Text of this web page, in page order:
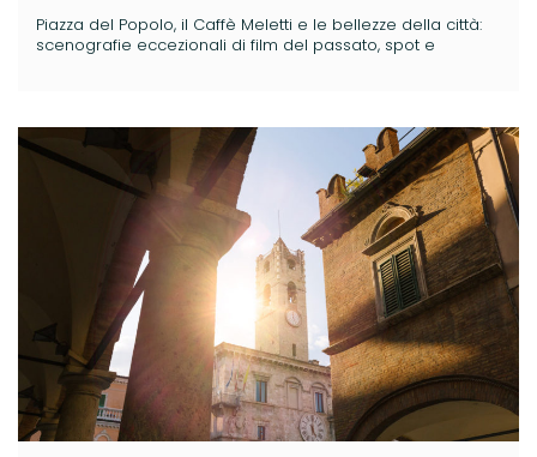
Piazza del Popolo, il Caffè Meletti e le bellezze della città:
scenografie eccezionali di film del passato, spot e